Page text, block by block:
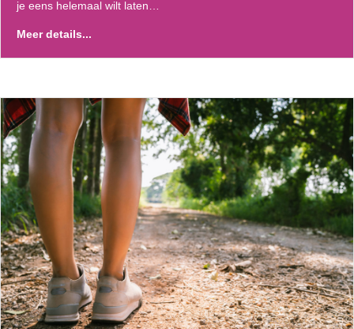
je eens helemaal wilt laten…
Meer details...